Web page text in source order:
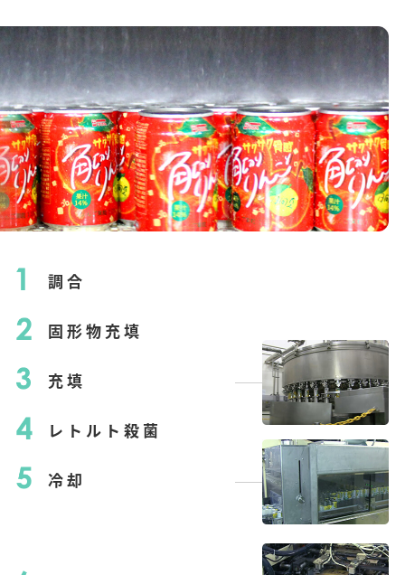
調合
固形物充填
充填
レトルト殺菌
冷却